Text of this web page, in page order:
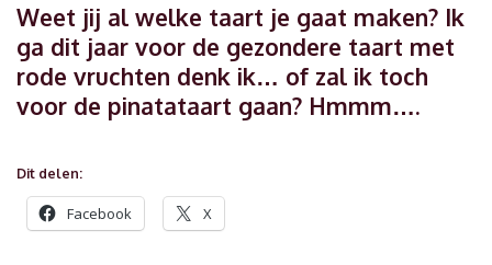
Weet jij al welke taart je gaat maken? Ik
ga dit jaar voor de gezondere taart met
rode vruchten denk ik… of zal ik toch
voor de pinatataart gaan? Hmmm….
Dit delen:
Facebook X